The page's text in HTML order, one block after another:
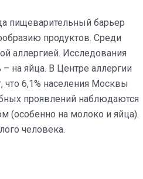
пищеварительный барьер
продуктов. Среди
аллергией. Исследования
на яйца. В Центре аллергии
что 6,1% населения Москвы
проявлений наблюдаются
(особенно на молоко и яйца).
человека.